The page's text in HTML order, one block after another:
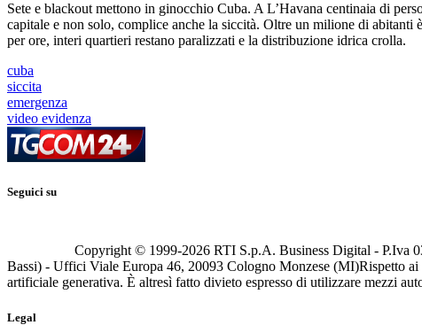
Sete e blackout mettono in ginocchio Cuba. A L’Havana centinaia di
capitale e non solo, complice anche la siccità. Oltre un milione di
per ore, interi quartieri restano paralizzati e la distribuzione idrica crolla.
cuba
siccita
emergenza
video evidenza
Seguici su
Copyright © 1999-2026 RTI S.p.A. Business Digital - P.Iva
Bassi) - Uffici Viale Europa 46, 20093 Cologno Monzese (MI)Rispetto ai
artificiale generativa. È altresì fatto divieto espresso di utilizzare mezzi
Legal